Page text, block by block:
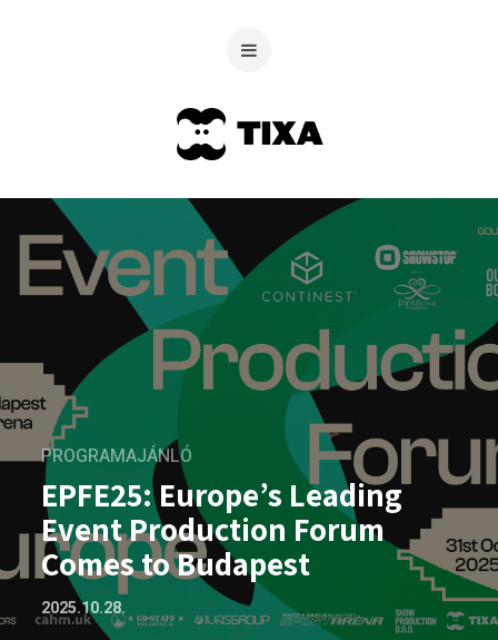
PROGRAMAJÁNLÓ
EPFE25: Europe’s Leading
Event Production Forum
Comes to Budapest
2025.10.28.